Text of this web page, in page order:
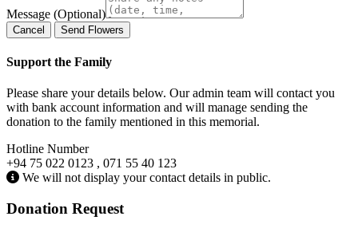
Message (Optional)
Cancel Send Flowers
Support the Family
Please share your details below. Our admin team will contact you
with bank account information and will manage sending the
donation to the family mentioned in this memorial.
Hotline Number
+94 75 022 0123 , 071 55 40 123
We will not display your contact details in public.
Donation Request